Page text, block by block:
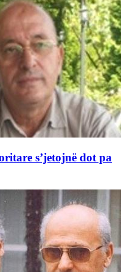
s’jetojnë dot pa